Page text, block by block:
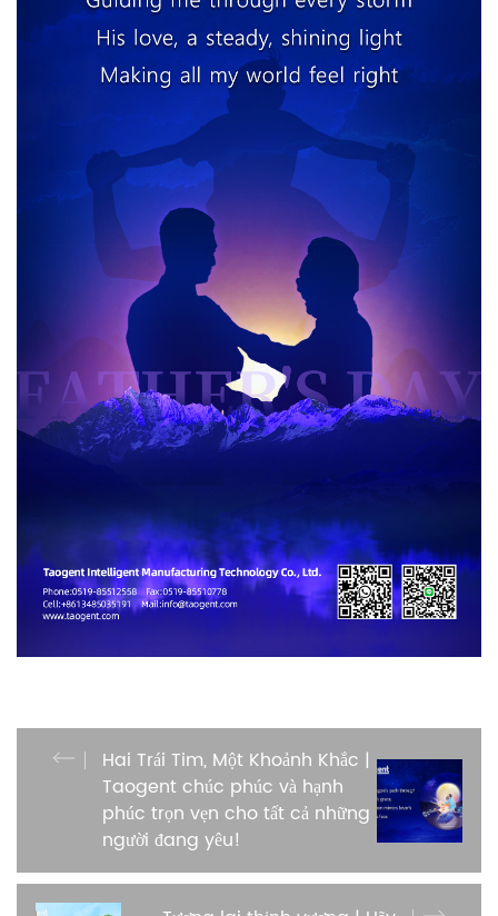
Hai Trái Tim, Một Khoảnh Khắc |
Taogent chúc phúc và hạnh
phúc trọn vẹn cho tất cả những
người đang yêu!